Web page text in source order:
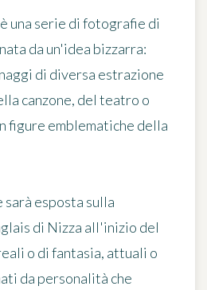
è una serie di fotografie di
da un'idea bizzarra:
di diversa estrazione
canzone, del teatro o
figure emblematiche della
sarà esposta sulla
di Nizza all'inizio del
o di fantasia, attuali o
da personalità che